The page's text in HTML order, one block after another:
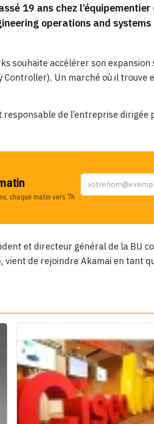
19 ans chez l’équipementier
operations and systems
souhaite accélérer son
Controller). Un marché où il trouve
responsable de l’entreprise
chaque matin vers 7h
et directeur général de la BU
vient de rejoindre Akamai en tant